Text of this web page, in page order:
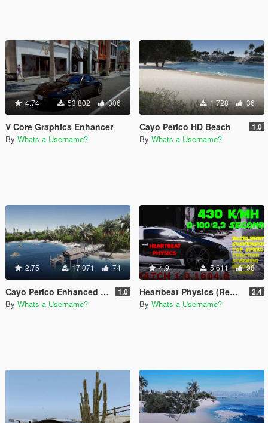
4.74 53 802 306
V Core Graphics Enhancer
By Whats a Username?
1 728 36
Cayo Perico HD Beach 1.0
By Whats a Username?
2.75 17 071 74
Cayo Perico Enhanced [YMAP] 1.0
By Whats a Username?
4.9 5 611 98
Heartbeat Physics (Reworked) 2.4
By Whats a Username?